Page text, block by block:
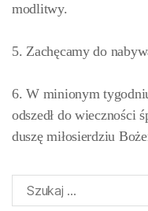
modlitwy.
5. Zachęcamy do
6. W minionym
odszedł do wieczności
duszę miłosierdziu
Szukaj: